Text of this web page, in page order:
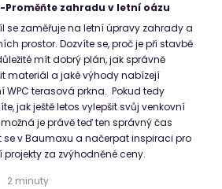
Proměňte zahradu v letní oázu
se zaměřuje na letní úpravy zahrady a
prostor. Dozvíte se, proč je při stavbě
mít dobrý plán, jak správně
materiál a jaké výhody nabízejí
WPC terasová prkna. Pokud tedy
jak ještě letos vylepšit svůj venkovní
je právě teď ten správný čas
se v Baumaxu a načerpat inspiraci pro
projekty za zvýhodněné ceny.
2 minuty